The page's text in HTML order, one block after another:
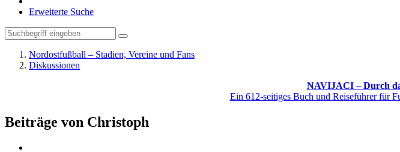
Erweiterte Suche
Nordostfußball – Stadien, Vereine und Fans
Diskussionen
NAVIJACI – Durch
Ein 612-seitiges Buch und Reiseführer für
Beiträge von Christoph